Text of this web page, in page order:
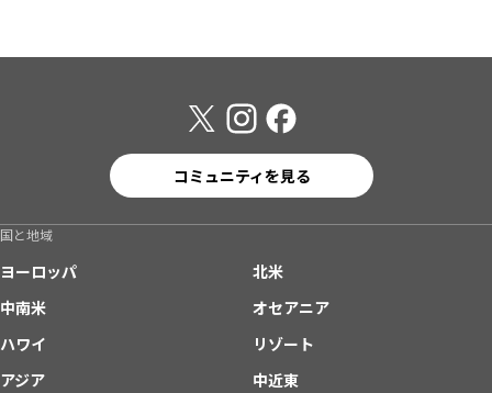
コミュニティを見る
国と地域
ヨーロッパ
北米
中南米
オセアニア
ハワイ
リゾート
アジア
中近東